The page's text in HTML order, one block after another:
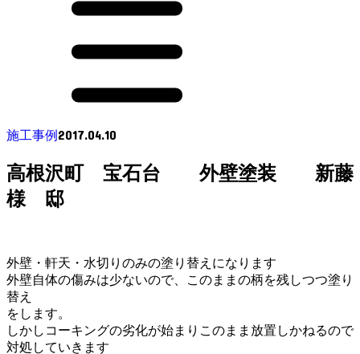
施工事例 2017.04.10
高根沢町 宝石台 外壁塗装 新藤
様 邸
外壁・軒天・水切りのみの塗り替えになります
外壁自体の傷みは少ないので、このままの柄を残しつつ塗り
替え
をします。
しかしコーキングの劣化が始まりこのまま放置しかねるので
対処していきます